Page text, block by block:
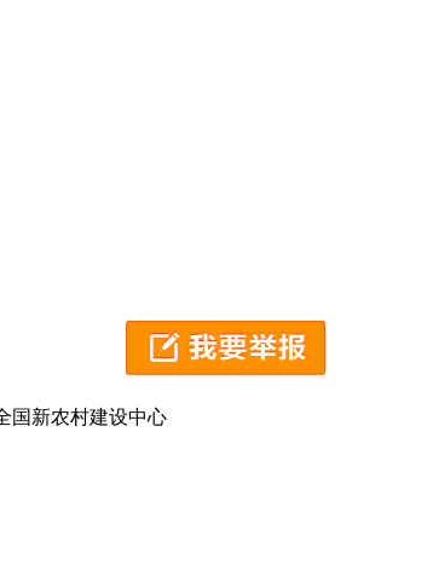
国新农村建设中心